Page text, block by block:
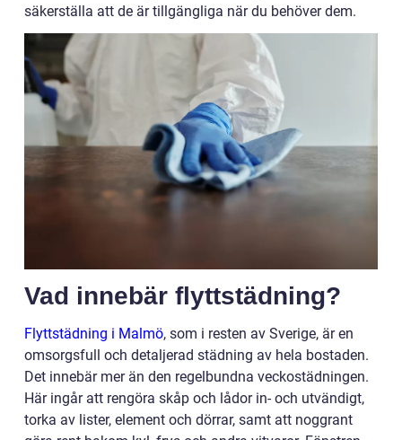
säkerställa att de är tillgängliga när du behöver dem.
Vad innebär flyttstädning?
Flyttstädning i Malmö, som i resten av Sverige, är en
omsorgsfull och detaljerad städning av hela bostaden.
Det innebär mer än den regelbundna veckostädningen.
Här ingår att rengöra skåp och lådor in- och utvändigt,
torka av lister, element och dörrar, samt att noggrant